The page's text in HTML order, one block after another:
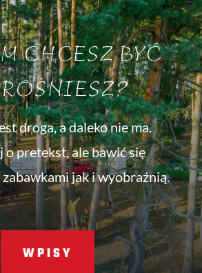
CHCESZ BYĆ
droga, a daleko nie ma.
o pretekst, ale bawić się
jak i wyobraźnią.
WPISY